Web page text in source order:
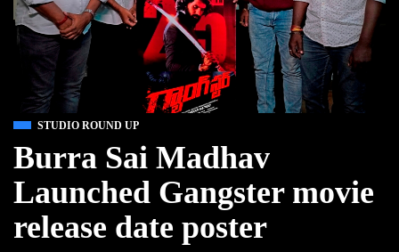
STUDIO ROUND UP
Burra Sai Madhav
Launched Gangster movie
release date poster